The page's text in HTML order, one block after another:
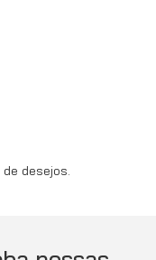
desejos.